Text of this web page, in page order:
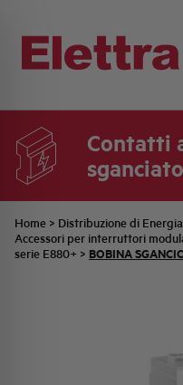
Contatti
Home > Distribuzione di Energia
Accessori per interruttori
serie E880+ > BOBINA
SETTORI
INDUSTRIALE
DISTRIBUZIONE DI
AUTOMAZIONE
RETE COMMERCIALE
UFFICIO TECNICO
PREVENTIVAZIONE
COMMESSE QUADRI
AZIENDA
FAMIGLIA BELLINI
TUTTE LE NEWS
ULTIME NOTIZIE
JOB CAREERS
PARTNER